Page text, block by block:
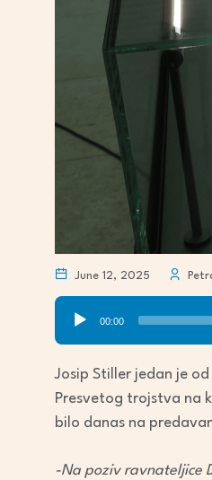
June 12, 2025
Audio
Player
00:00
Josip Stiller jedan je
Presvetog trojstva na
bilo danas na
-Na poziv ravnateljice